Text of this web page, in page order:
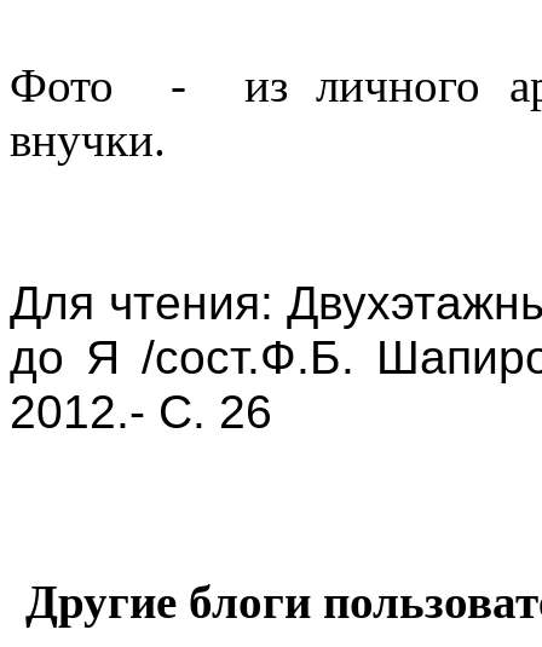
Фото - из личного
внучки.
Для чтения:
до Я /сост.Ф.Б.
2012.- С. 26
Другие блоги